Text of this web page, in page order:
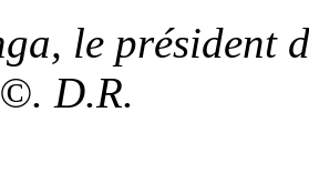
le président
D.R.